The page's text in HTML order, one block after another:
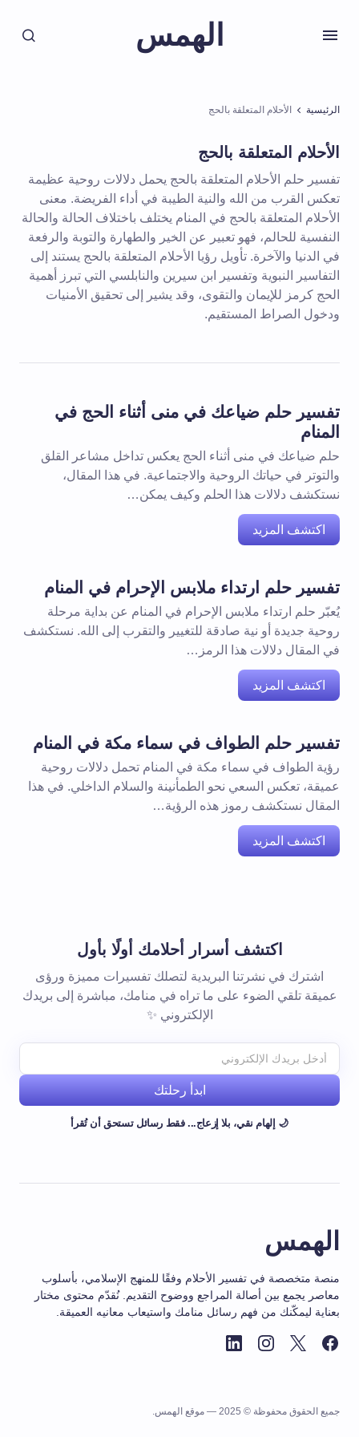
الهمس
الرئيسية الأحلام المتعلقة بالحج
الأحلام المتعلقة بالحج
تفسير حلم الأحلام المتعلقة بالحج يحمل دلالات روحية عظيمة
تعكس القرب من الله والنية الطيبة في أداء الفريضة. معنى
الأحلام المتعلقة بالحج في المنام يختلف باختلاف الحالة والحالة
النفسية للحالم، فهو تعبير عن الخير والطهارة والتوبة والرفعة
في الدنيا والآخرة. تأويل رؤيا الأحلام المتعلقة بالحج يستند إلى
التفاسير النبوية وتفسير ابن سيرين والنابلسي التي تبرز أهمية
الحج كرمز للإيمان والتقوى، وقد يشير إلى تحقيق الأمنيات
ودخول الصراط المستقيم.
تفسير حلم ضياعك في منى أثناء الحج في
المنام
حلم ضياعك في منى أثناء الحج يعكس تداخل مشاعر القلق
والتوتر في حياتك الروحية والاجتماعية. في هذا المقال،
نستكشف دلالات هذا الحلم وكيف يمكن…
اكتشف المزيد
تفسير حلم ارتداء ملابس الإحرام في المنام
يُعبّر حلم ارتداء ملابس الإحرام في المنام عن بداية مرحلة
روحية جديدة أو نية صادقة للتغيير والتقرب إلى الله. نستكشف
في المقال دلالات هذا الرمز…
اكتشف المزيد
تفسير حلم الطواف في سماء مكة في المنام
رؤية الطواف في سماء مكة في المنام تحمل دلالات روحية
عميقة، تعكس السعي نحو الطمأنينة والسلام الداخلي. في هذا
المقال نستكشف رموز هذه الرؤية…
اكتشف المزيد
اكتشف أسرار أحلامك أولًا بأول
اشترك في نشرتنا البريدية لتصلك تفسيرات مميزة ورؤى
عميقة تلقي الضوء على ما تراه في منامك، مباشرة إلى بريدك
الإلكتروني ✨
ابدأ رحلتك
🌙 إلهام نقي، بلا إزعاج... فقط رسائل تستحق أن تُقرأ
الهمس
منصة متخصصة في تفسير الأحلام وفقًا للمنهج الإسلامي، بأسلوب
معاصر يجمع بين أصالة المراجع ووضوح التقديم. نُقدّم محتوى مختار
بعناية ليمكّنك من فهم رسائل منامك واستيعاب معانيه العميقة.
جميع الحقوق محفوظة © 2025 — موقع الهمس.